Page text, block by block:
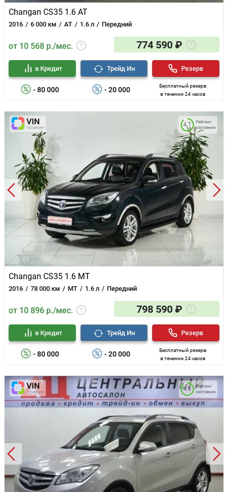
Changan CS35 1.6 AT
2016 6 000 км AT 1.6 л Передний
от 10 568 р./мес. 774 590 ₽
- 80 000
в Кредит
- 20 000
Трейд Ин
Бесплатный резерв
в течении 24 часов
Резерв
Changan CS35 1.6 MT
2016 78 000 км MT 1.6 л Передний
Рейтинг
состояния
4.7
от 10 896 р./мес. 798 590 ₽
- 80 000
в Кредит
- 20 000
Трейд Ин
Бесплатный резерв
в течении 24 часов
Резерв
Рейтинг
состояния
4.8